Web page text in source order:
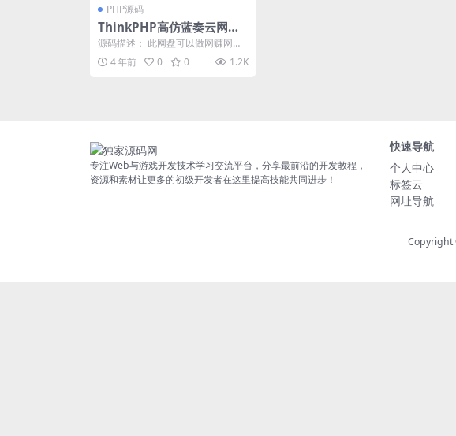
PHP源码
ThinkPHP高仿蓝奏云网盘
对接易支付系统程序
源码描述： 此网盘可以做网赚网
盘，有VIP功能支持对接易支付，后
台自行配置 搭建...
4 年前 0 0 1.2K
专注Web与游戏开发技术学习交流平台，分享最前沿的开发教程，
资源和素材让更多的初级开发者在这里提高技能共同进步！
快速导航
个人中心
标签云
网址导航
Copyright